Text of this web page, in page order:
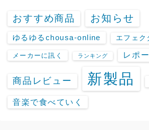
おすすめ商品 お知らせ
ゆるゆるchousa-online エフェク
メーカーに訊く ランキング レポ
商品レビュー 新製品
音楽で食べていく